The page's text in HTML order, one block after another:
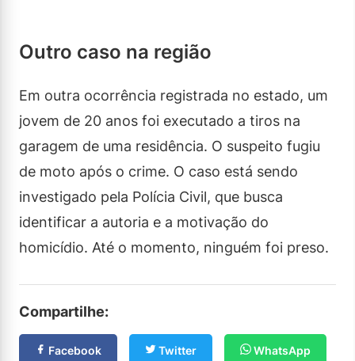
Outro caso na região
Em outra ocorrência registrada no estado, um
jovem de 20 anos foi executado a tiros na
garagem de uma residência. O suspeito fugiu
de moto após o crime. O caso está sendo
investigado pela Polícia Civil, que busca
identificar a autoria e a motivação do
homicídio. Até o momento, ninguém foi preso.
Compartilhe:
Facebook Twitter WhatsApp